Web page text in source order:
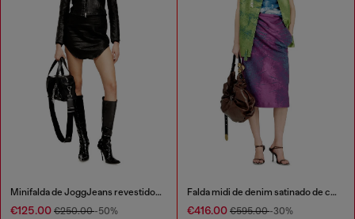
Minifalda de JoggJeans revestidos con brillo
€125.00 €250.00-50%
Falda midi de denim satinado de color
€416.00 €595.00-30%